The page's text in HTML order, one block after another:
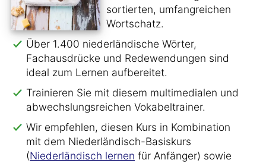
sortierten, umfangreichen
Wortschatz.
Über 1.400 niederländische Wörter,
Fachausdrücke und Redewendungen sind
ideal zum Lernen aufbereitet.
Trainieren Sie mit diesem multimedialen und
abwechslungsreichen Vokabeltrainer.
Wir empfehlen, diesen Kurs in Kombination
mit dem Niederländisch-Basiskurs
(Niederländisch lernen für Anfänger) sowie